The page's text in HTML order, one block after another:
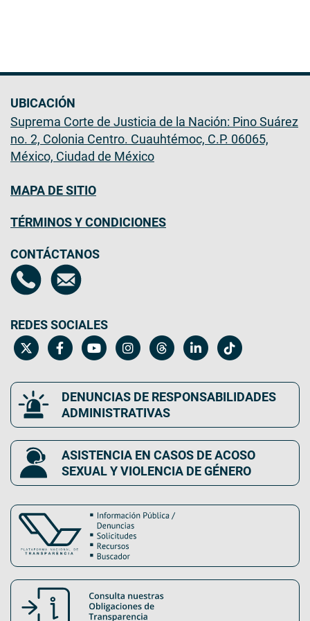
UBICACIÓN
Suprema Corte de Justicia de la Nación: Pino Suárez
no. 2, Colonia Centro. Cuauhtémoc, C.P. 06065,
México, Ciudad de México
MAPA DE SITIO
TÉRMINOS Y CONDICIONES
CONTÁCTANOS
REDES SOCIALES
DENUNCIAS DE RESPONSABILIDADES
ADMINISTRATIVAS
ASISTENCIA EN CASOS DE ACOSO
SEXUAL Y VIOLENCIA DE GÉNERO